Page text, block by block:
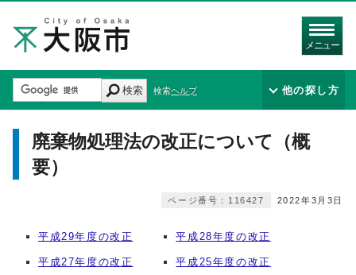
メニュー
検索 検索ヘルプ 他の探し方
廃棄物処理法の改正について（概
要）
2022年3月3日
ページ番号：116427
平成29年度の改正 平成28年度の改正
平成27年度の改正 平成25年度の改正